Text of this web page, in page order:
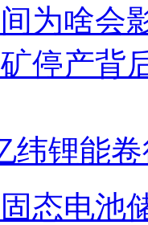
为啥会
停产背
纬锂能
态电池